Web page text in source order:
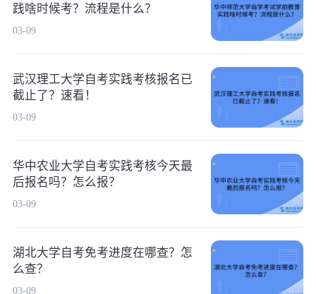
践啥时候考？流程是什么？
03-09
武汉理工大学自考实践考核报名已
截止了？速看！
03-09
华中农业大学自考实践考核今天最
后报名吗？怎么报？
03-09
湖北大学自考免考进度在哪查？怎
么查？
03-09